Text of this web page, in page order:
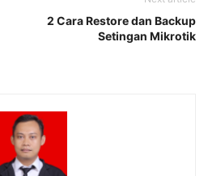
2 Cara Restore dan Backup
Setingan Mikrotik